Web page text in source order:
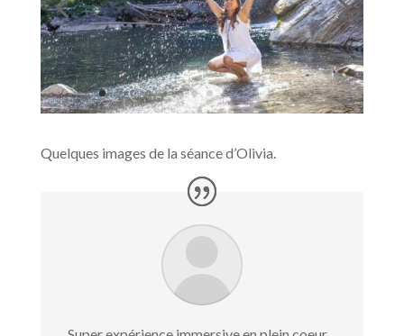
Quelques images de la séance d’Olivia.